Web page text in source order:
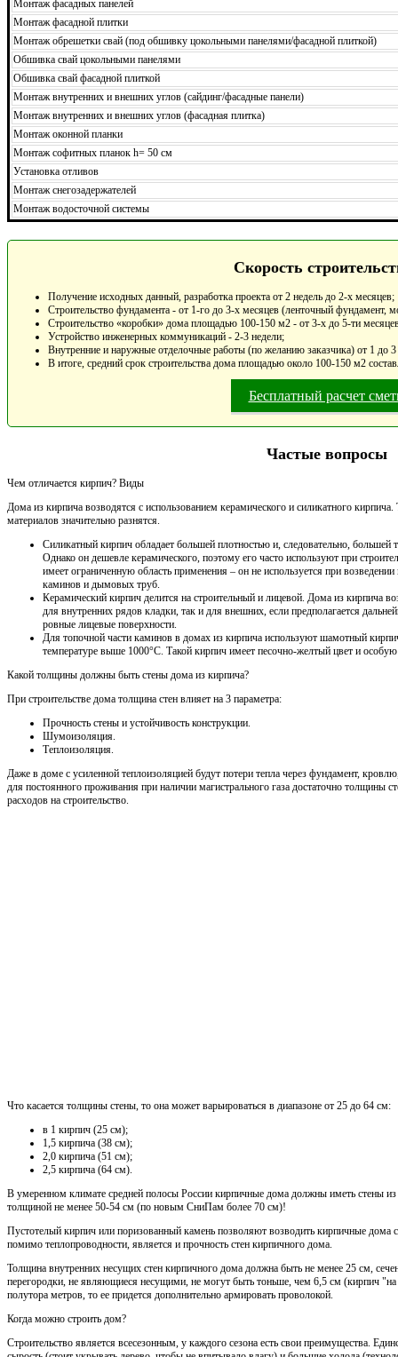
Монтаж фасадных панелей
Монтаж фасадной плитки
Монтаж обрешетки свай (под обшивку цокольными панелями/фасадной плиткой)
Обшивка свай цокольными панелями
Обшивка свай фасадной плиткой
Монтаж внутренних и внешних углов (сайдинг/фасадные панели)
Монтаж внутренних и внешних углов (фасадная плитка)
Монтаж оконной планки
Монтаж софитных планок h= 50 см
Установка отливов
Монтаж снегозадержателей
Монтаж водосточной системы
Скорость
Получение исходных данный, разработка проекта от 2 недель до 2-х месяцев;
Строительство фундамента - от 1-го до 3-х месяцев (ленточный фундамент,
Строительство «коробки» дома площадью 100-150 м2 - от 3-х до 5-ти
Устройство инженерных коммуникаций - 2-3 недели;
Внутренние и наружные отделочные работы (по желанию заказчика) от 1 до
В итоге, средний срок строительства дома площадью около 100-150 м2
Бесплатный расчет
Частые вопросы
Чем отличается кирпич? Виды
Дома из кирпича возводятся с использованием керамического и силикатного
материалов значительно разнятся.
Силикатный кирпич обладает большей плотностью и, следовательно,
Однако он дешевле керамического, поэтому его часто используют при
имеет ограниченную область применения – он не используется при
каминов и дымовых труб.
Керамический кирпич делится на строительный и лицевой. Дома из кирпича
для внутренних рядов кладки, так и для внешних, если предполагается
ровные лицевые поверхности.
Для топочной части каминов в домах из кирпича используют шамотный
температуре выше 1000°С. Такой кирпич имеет песочно-желтый цвет и особую
Какой толщины должны быть стены дома из кирпича?
При строительстве дома толщина стен влияет на 3 параметра:
Прочность стены и устойчивость конструкции.
Шумоизоляция.
Теплоизоляция.
Даже в доме с усиленной теплоизоляцией будут потери тепла через фундамент,
для постоянного проживания при наличии магистрального газа достаточно толщины
расходов на строительство.
Что касается толщины стены, то она может варьироваться в диапазоне от 25 до 64 см:
в 1 кирпич (25 см);
1,5 кирпича (38 см);
2,0 кирпича (51 см);
2,5 кирпича (64 см).
В умеренном климате средней полосы России кирпичные дома должны иметь стены из
толщиной не менее 50-54 см (по новым СниПам более 70 см)!
Пустотелый кирпич или поризованный камень позволяют возводить кирпичные
помимо теплопроводности, является и прочность стен кирпичного дома.
Толщина внутренних несущих стен кирпичного дома должна быть не менее 25 см,
перегородки, не являющиеся несущими, не могут быть тоньше, чем 6,5 см (кирпич "на
полутора метров, то ее придется дополнительно армировать проволокой.
Когда можно строить дом?
Строительство является всесезонным, у каждого сезона есть свои преимущества.